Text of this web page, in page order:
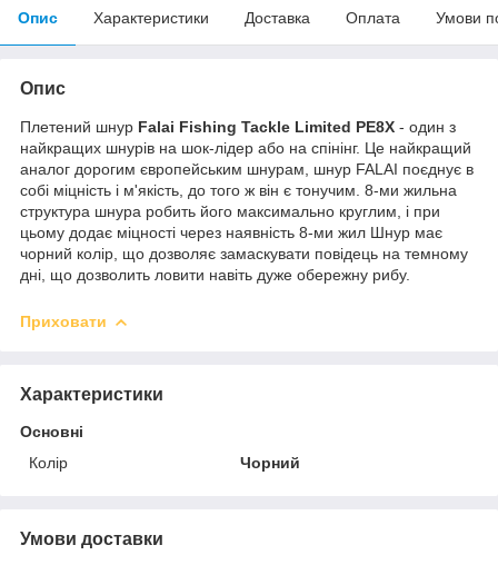
Опис Характеристики Доставка Оплата Умови
Опис
Плетений шнур Falai Fishing Tackle Limited PE8X - один з
найкращих шнурів на шок-лідер або на спінінг. Це найкращий
аналог дорогим європейським шнурам, шнур FALAI поєднує в
собі міцність і м'якість, до того ж він є тонучим. 8-ми жильна
структура шнура робить його максимально круглим, і при
цьому додає міцності через наявність 8-ми жил Шнур має
чорний колір, що дозволяє замаскувати повідець на темному
дні, що дозволить ловити навіть дуже обережну рибу.
Приховати
Характеристики
Основні
Колір
Чорний
Умови доставки